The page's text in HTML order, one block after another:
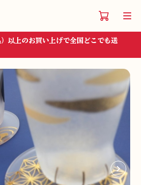
以上のお買い上げで全国どこでも送